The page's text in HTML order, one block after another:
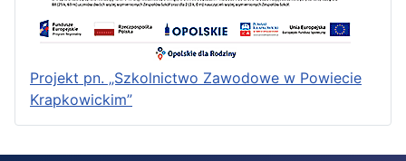
Projekt pn. „Szkolnictwo Zawodowe w Powiecie
Krapkowickim”